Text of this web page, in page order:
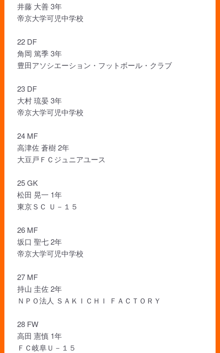
井藤 大善 3年
帝京大学可児中学校
22 DF
角岡 篤季 3年
豊田アソシエーション・フットボール・クラブ
23 DF
大村 琉晏 3年
帝京大学可児中学校
24 MF
高津佐 蒼樹 2年
大豆戸ＦＣジュニアユース
25 GK
松田 晃一 1年
東京ＳＣ Ｕ－１５
26 MF
坂口 聖七 2年
帝京大学可児中学校
27 MF
持山 圭佐 2年
ＮＰＯ法人 ＳＡＫＩＣＨＩ ＦＡＣＴＯＲＹ
28 FW
高田 憲慎 1年
ＦＣ岐阜Ｕ－１５